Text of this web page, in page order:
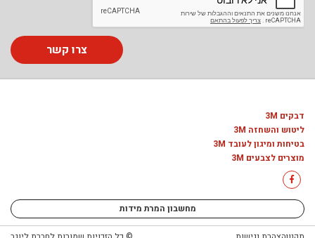
צרו קשר
דבקים 3M
ליטוש והשחזה 3M
בטיחות ומיגון לעובד 3M
מוצרים לצבעים 3M
מחשבון המרת מידות